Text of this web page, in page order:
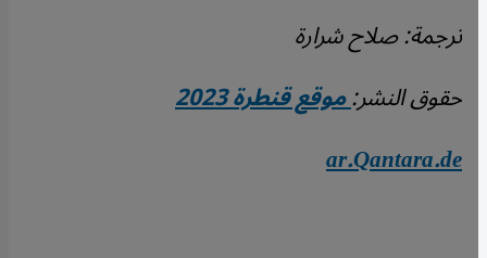
ترجمة: صلاح شرارة
حقوق النشر:موقع قنطرة 2023
ar.Qantara.de